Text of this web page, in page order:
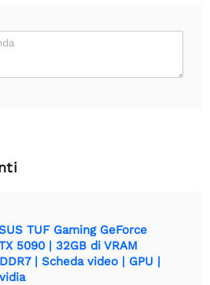
TUF Gaming GeForce
5090 | 32GB di VRAM
| Scheda video | GPU |